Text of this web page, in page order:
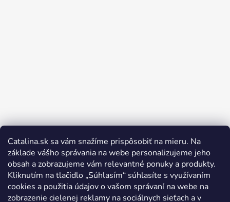
Catalina.sk sa vám snažíme prispôsobiť na mieru. Na
základe vášho správania na webe personalizujeme jeho
obsah a zobrazujeme vám relevantné ponuky a produkty.
Kliknutím na tlačidlo „Súhlasím“ súhlasíte s využívaním
cookies a použitia údajov o vašom správaní na webe na
zobrazenie cielenej reklamy na sociálnych sieťach a v
Sledovať na Instagrame